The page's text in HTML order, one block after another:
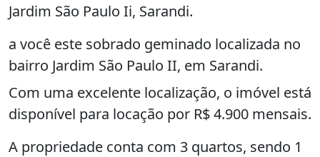
Jardim São Paulo Ii, Sarandi.
a você este sobrado geminado localizada no
bairro Jardim São Paulo II, em Sarandi.
Com uma excelente localização, o imóvel está
disponível para locação por R$ 4.900 mensais.
A propriedade conta com 3 quartos, sendo 1